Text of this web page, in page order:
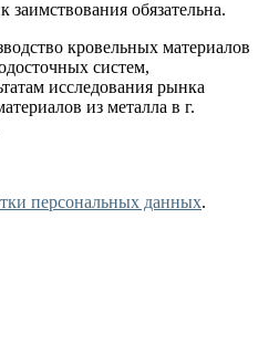
заимствования обязательна.
кровельных материалов
систем,
исследования рынка
из металла в г.
персональных данных.